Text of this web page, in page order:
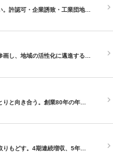
許認可・企業誘致・工業団地…
し、地域の活性化に邁進する…
りと向き合う。創業80年の年…
りもどす。4期連続増収、5年…